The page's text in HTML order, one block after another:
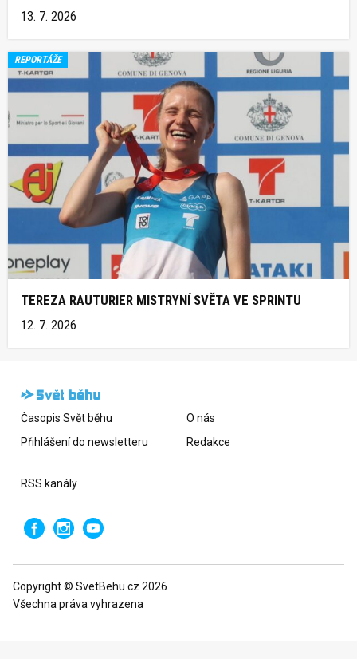
13. 7. 2026
REPORTÁŽE
TEREZA RAUTURIER MISTRYNÍ SVĚTA VE SPRINTU
12. 7. 2026
Časopis Svět běhu
Přihlášení do newsletteru
O nás
Redakce
RSS kanály
Copyright © SvetBehu.cz 2026
Všechna práva vyhrazena